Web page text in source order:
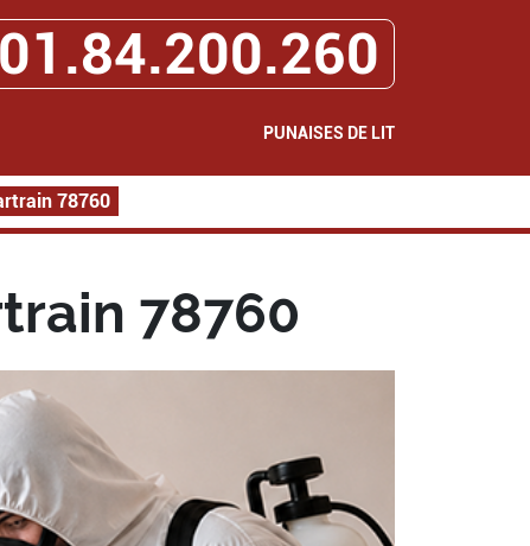
PUNAISES DE LIT
78760
78760